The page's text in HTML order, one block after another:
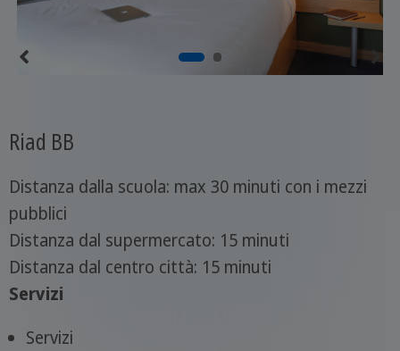
Riad BB
Distanza dalla scuola: max 30 minuti con i mezzi
pubblici
Distanza dal supermercato: 15 minuti
Distanza dal centro città: 15 minuti
Servizi
Servizi